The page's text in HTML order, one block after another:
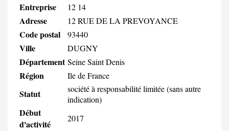
Entreprise 12 14
Adresse 12 RUE DE LA PREVOYANCE
Code postal 93440
Ville DUGNY
Département Seine Saint Denis
Région Ile de France
Statut
société à responsabilité limitée (sans autre
indication)
Début
d'activité
2017